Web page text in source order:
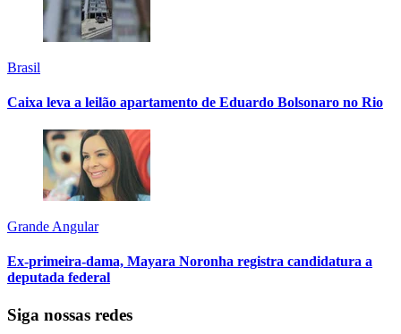
Brasil
Caixa leva a leilão apartamento de Eduardo Bolsonaro no Rio
Grande Angular
Ex-primeira-dama, Mayara Noronha registra candidatura a
deputada federal
Siga nossas redes